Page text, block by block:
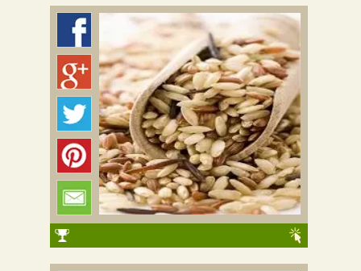
Colmeia Exchange